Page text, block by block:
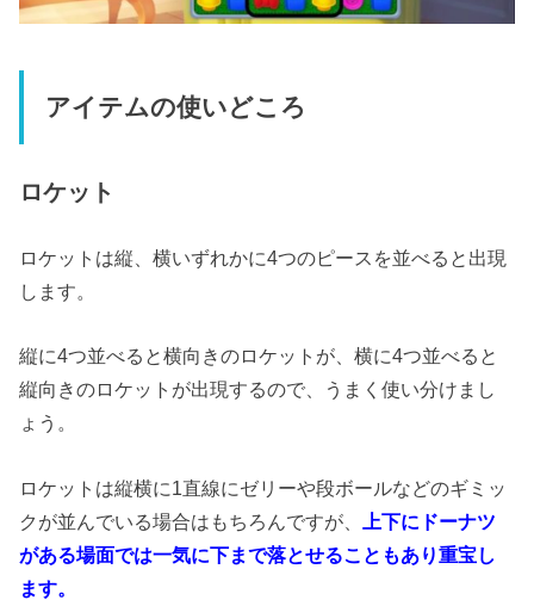
アイテムの使いどころ
ロケット
ロケットは縦、横いずれかに4つのピースを並べると出現
します。
縦に4つ並べると横向きのロケットが、横に4つ並べると
縦向きのロケットが出現するので、うまく使い分けまし
ょう。
ロケットは縦横に1直線にゼリーや段ボールなどのギミッ
クが並んでいる場合はもちろんですが、
上下にドーナツ
がある場面では一気に下まで落とせることもあり重宝し
ます。